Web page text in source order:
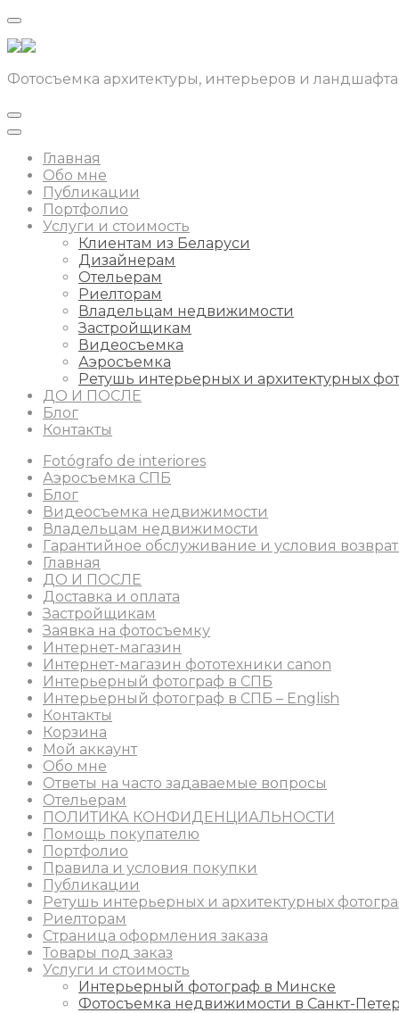
Фотосъемка архитектуры, интерьеров и ландшафта
Главная
Обо мне
Публикации
Портфолио
Услуги и стоимость
Клиентам из Беларуси
Дизайнерам
Отельерам
Риелторам
Владельцам недвижимости
Застройщикам
Видеосъемка
Аэросъемка
Ретушь интерьерных и архитектурных
ДО И ПОСЛЕ
Блог
Контакты
Fotógrafo de interiores
Аэросъемка СПБ
Блог
Видеосъемка недвижимости
Владельцам недвижимости
Гарантийное обслуживание и условия
Главная
ДО И ПОСЛЕ
Доставка и оплата
Застройщикам
Заявка на фотосъемку
Интернет-магазин
Интернет-магазин фототехники canon
Интерьерный фотограф в СПБ
Интерьерный фотограф в СПБ – English
Контакты
Корзина
Мой аккаунт
Обо мне
Ответы на часто задаваемые вопросы
Отельерам
ПОЛИТИКА КОНФИДЕНЦИАЛЬНОСТИ
Помощь покупателю
Портфолио
Правила и условия покупки
Публикации
Ретушь интерьерных и архитектурных
Риелторам
Страница оформления заказа
Товары под заказ
Услуги и стоимость
Интерьерный фотограф в Минске
Фотосъемка недвижимости в Санкт-